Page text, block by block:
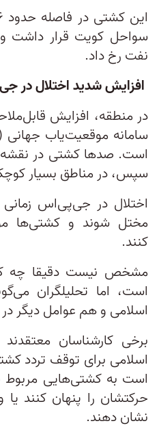
سواحل کویت قرار داشت
نفت رخ داد.
افزایش شدید اختلال در
در منطقه، افزایش
سامانه موقعیت‌یاب
است. صدها کشتی در نقشه
سپس، در مناطق بسیار
اختلال در جی‌پی‌اس
مختل شوند و کشتی‌ها
کنند.
مشخص نیست دقیقا چه
است، اما تحلیلگران
اسلامی و هم عوامل دیگر
برخی کارشناسان
اسلامی برای توقف تردد
است به کشتی‌هایی مربوط
حرکتشان را پنهان کنند
نشان دهند.